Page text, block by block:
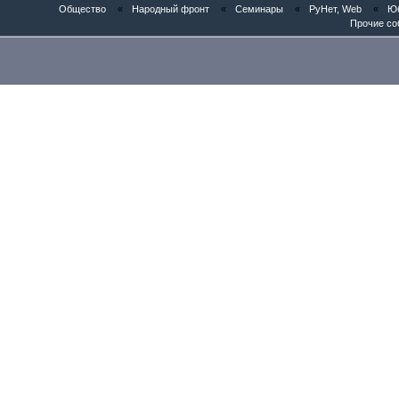
Общество « Народный фронт « Семинары « РуНет, Web «
Прочие